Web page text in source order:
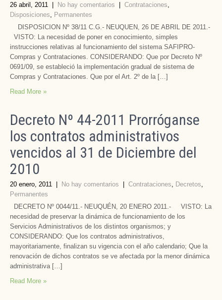
26 abril, 2011 No hay comentarios Contrataciones,
Disposiciones, Permanentes
DISPOSICION Nº 38/11 C.G.- NEUQUEN, 26 DE ABRIL DE 2011.-
VISTO: La necesidad de poner en conocimiento, simples
instrucciones relativas al funcionamiento del sistema SAFIPRO-
Compras y Contrataciones. CONSIDERANDO: Que por Decreto Nº
0691/09, se estableció la implementación gradual de sistema de
Compras y Contrataciones. Que por el Art. 2º de la […]
Read More »
Decreto Nº 44-2011 Prorróganse
los contratos administrativos
vencidos al 31 de Diciembre del
2010
20 enero, 2011 No hay comentarios Contrataciones, Decretos,
Permanentes
DECRETO Nº 0044/11.- NEUQUÉN, 20 ENERO 2011.- VISTO: La
necesidad de preservar la dinámica de funcionamiento de los
Servicios Administrativos de los distintos organismos; y
CONSIDERANDO: Que los contratos administrativos,
mayoritariamente, finalizan su vigencia con el año calendario; Que la
renovación de dichos contratos se ve afectada por la menor dinámica
administrativa […]
Read More »